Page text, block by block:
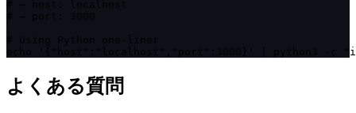
echo '{"host":"localhost","port":3000}' | python3 -c
よくある質問